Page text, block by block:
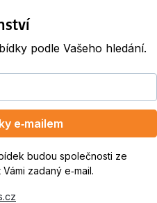
podle Vašeho hledání.
e‑mailem
budou společnosti ze
zadaný e‑mail.